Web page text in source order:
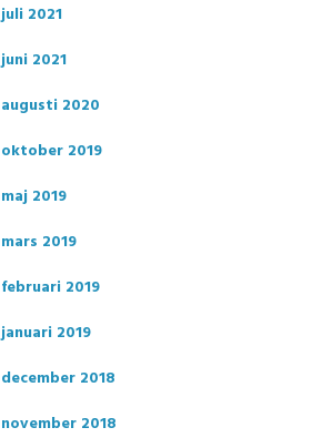
juli 2021
juni 2021
augusti 2020
oktober 2019
maj 2019
mars 2019
februari 2019
januari 2019
december 2018
november 2018